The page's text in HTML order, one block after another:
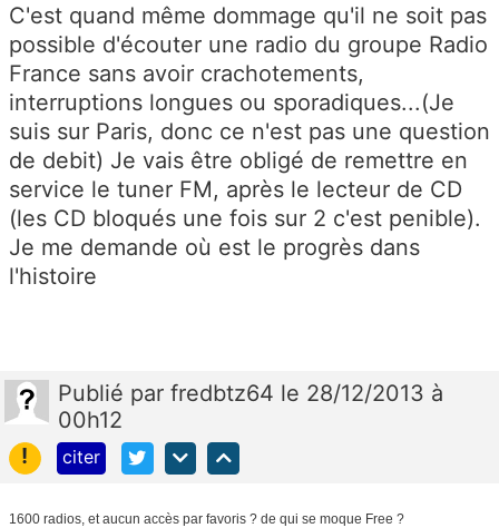
C'est quand même dommage qu'il ne soit pas
possible d'écouter une radio du groupe Radio
France sans avoir crachotements,
interruptions longues ou sporadiques...(Je
suis sur Paris, donc ce n'est pas une question
de debit) Je vais être obligé de remettre en
service le tuner FM, après le lecteur de CD
(les CD bloqués une fois sur 2 c'est penible).
Je me demande où est le progrès dans
l'histoire
Publié par fredbtz64 le 28/12/2013 à
00h12
!
citer
1600 radios, et aucun accès par favoris ? de qui se moque Free ?